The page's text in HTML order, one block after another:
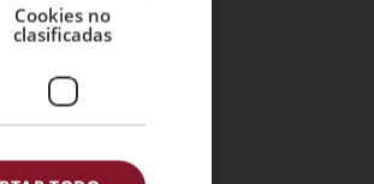
Cookies no
clasificadas